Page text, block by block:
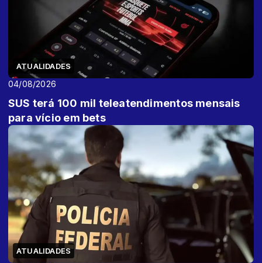
ATUALIDADES
04/08/2026
SUS terá 100 mil teleatendimentos mensais
para vício em bets
ATUALIDADES